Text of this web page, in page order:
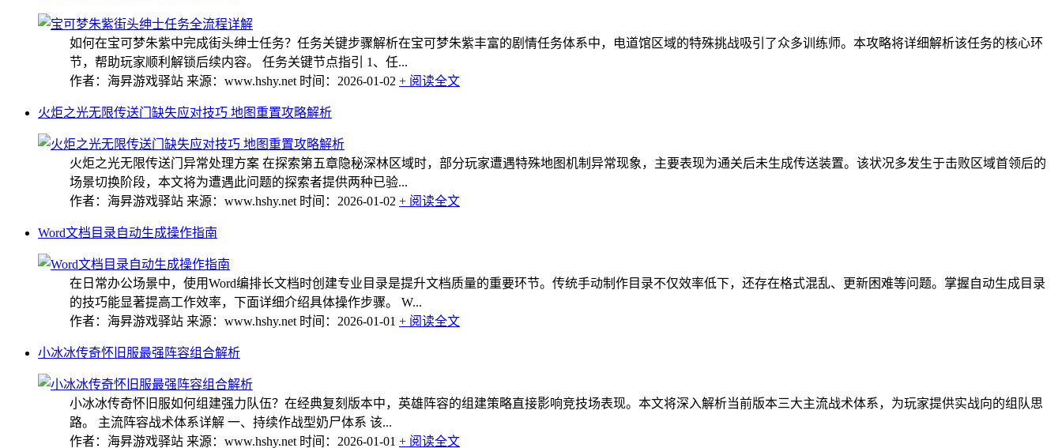
如何在宝可梦朱紫中完成街头绅士任务？任务关键步骤解析在宝可梦朱紫丰富的剧情任务体系中，电道馆区域的特殊挑战吸引了众多训练师。本攻略将详细解析该任务的核心环
节，帮助玩家顺利解锁后续内容。 任务关键节点指引 1、任...
作者：海昇游戏驿站 来源：www.hshy.net 时间：2026-01-02 + 阅读全文
火炬之光无限传送门缺失应对技巧 地图重置攻略解析
火炬之光无限传送门异常处理方案 在探索第五章隐秘深林区域时，部分玩家遭遇特殊地图机制异常现象，主要表现为通关后未生成传送装置。该状况多发生于击败区域首领后的
场景切换阶段，本文将为遭遇此问题的探索者提供两种已验...
作者：海昇游戏驿站 来源：www.hshy.net 时间：2026-01-02 + 阅读全文
Word文档目录自动生成操作指南
在日常办公场景中，使用Word编排长文档时创建专业目录是提升文档质量的重要环节。传统手动制作目录不仅效率低下，还存在格式混乱、更新困难等问题。掌握自动生成目录
的技巧能显著提高工作效率，下面详细介绍具体操作步骤。 W...
作者：海昇游戏驿站 来源：www.hshy.net 时间：2026-01-01 + 阅读全文
小冰冰传奇怀旧服最强阵容组合解析
小冰冰传奇怀旧服如何组建强力队伍？在经典复刻版本中，英雄阵容的组建策略直接影响竞技场表现。本文将深入解析当前版本三大主流战术体系，为玩家提供实战向的组队思
路。 主流阵容战术体系详解 一、持续作战型奶尸体系 该...
作者：海昇游戏驿站 来源：www.hshy.net 时间：2026-01-01 + 阅读全文